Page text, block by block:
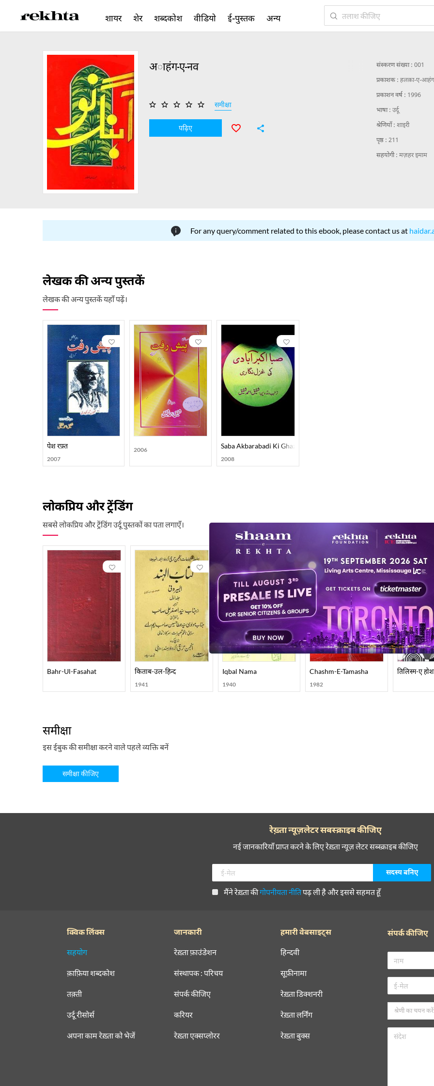
अाहंग-ए-नव
समीक्षा
पढ़िए
संस्करण संख्या : 001
प्रकाशक : हलक़ा-ए-
प्रकाशन वर्ष : 1996
भाषा : उर्दू
श्रेणियाँ : शाइरी
पृष्ठ : 211
सहयोगी : मज़हर इमाम
For any query/comment related to this ebook, please contact us at
लेखक की अन्य पुस्तकें
लेखक की अन्य पुस्तकें यहाँ पढ़ें।
पेश रफ़्त
2007
2006 Saba Akbarabadi Ki Ghazal Nigari
2008
लोकप्रिय और ट्रेंडिंग
सबसे लोकप्रिय और ट्रेंडिंग उर्दू पुस्तकों का पता लगाएँ।
Bahr-Ul-Fasahat किताब-उल-हिन्द
1941
Iqbal Nama
1940
Chashm-E-Tamasha
1982
तिलिस्म-ए
समीक्षा
इस ईबुक की समीक्षा करने वाले पहले व्यक्ति बनें
समीक्षा कीजिए
शायर शेर शब्दकोश वीडियो ई-पुस्तक अन्य
रेख़्ता न्यूज़लेटर सबस्क्राइब कीजिए
नई जानकारियाँ प्राप्त करने के लिए रेख़्ता न्यूज़ लेटर सब्स्क्राइब कीजिए
मैंने रेख़्ता कीगोपनीयता नीतिपढ़ ली है और इससे सहमत हूँ
क्विक लिंक्स
सहयोग
क़ाफ़िया शब्दकोश
तक़्ती
उर्दू रीसोर्स
अपना काम रेख़्ता को भेजें
जानकारी
रेख़्ता फ़ाउंडेशन
संस्थापक : परिचय
संपर्क कीजिए
करियर
रेख़्ता एक्सप्लोरर
हमारी वेबसाइट्स
हिन्दवी
सूफ़ीनामा
रेख़्ता डिक्शनरी
रेख़्ता लर्निंग
रेख़्ता बुक्स
संपर्क कीजिए